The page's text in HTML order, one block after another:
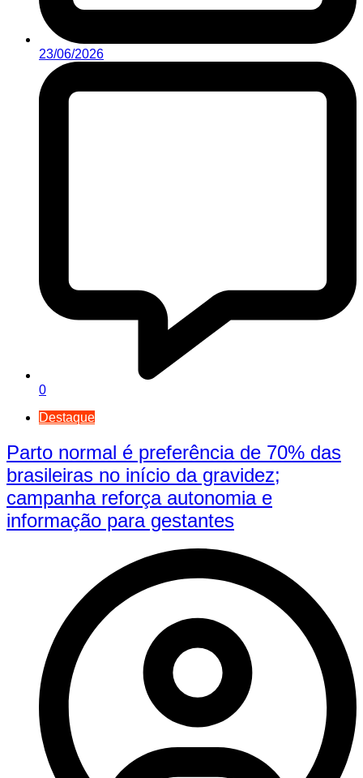
23/06/2026
0
Destaque
Parto normal é preferência de 70% das
brasileiras no início da gravidez;
campanha reforça autonomia e
informação para gestantes